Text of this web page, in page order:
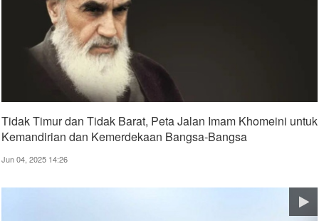
Tidak Timur dan Tidak Barat, Peta Jalan Imam Khomeini untuk
Kemandirian dan Kemerdekaan Bangsa-Bangsa
Jun 04, 2025 14:26